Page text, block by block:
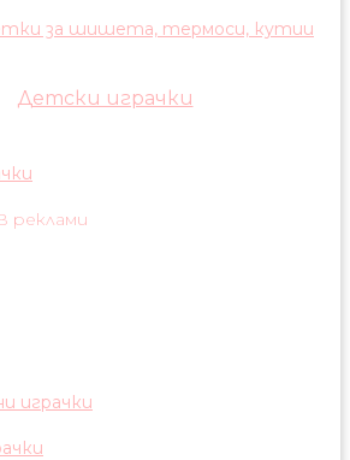
за шишета, термоси, кутии
Детски играчки
реклами
играчки